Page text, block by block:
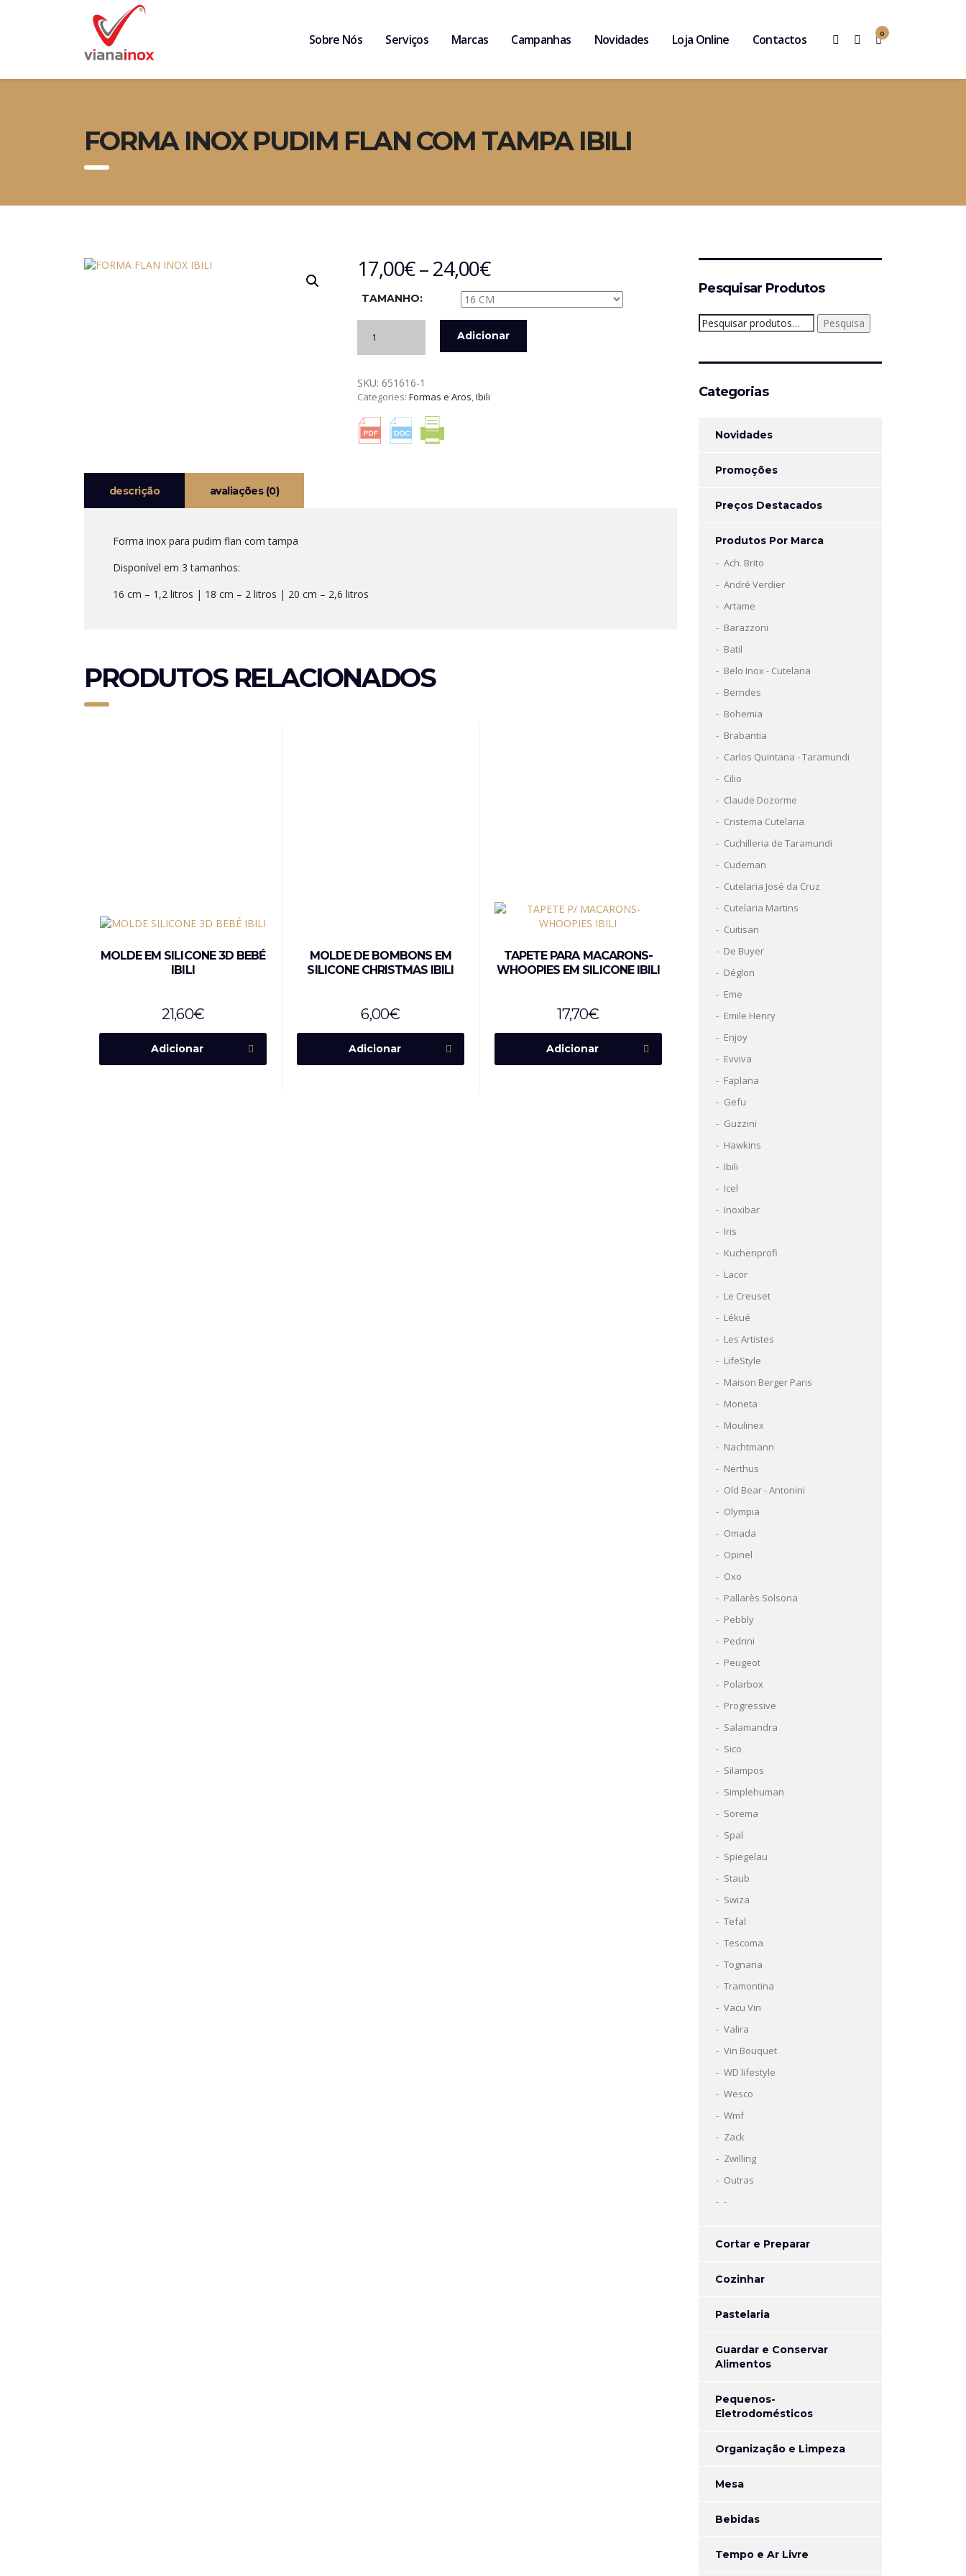
0
Sobre Nós Serviços Marcas Campanhas Novidades Loja Online Contactos
FORMA INOX PUDIM FLAN COM TAMPA IBILI
17,00€–24,00€
TAMANHO:
FORMA
PUDIM
FLAN
TAMPA
IBILI
Adicionar
SKU: 651616-1
Categories: Formas e Aros,Ibili
descrição avaliações (0)
Forma inox para pudim flan com tampa
Disponível em 3 tamanhos:
16 cm – 1,2 litros | 18 cm – 2 litros | 20 cm – 2,6 litros
PRODUTOS RELACIONADOS
MOLDE EM SILICONE 3D BEBÉ
IBILI
21,60€
Adicionar
MOLDE DE BOMBONS EM
SILICONE CHRISTMAS IBILI
6,00€
Adicionar
TAPETE PARA MACARONS-
WHOOPIES EM SILICONE IBILI
17,70€
Adicionar
Pesquisar Produtos
Pesquisar
por:
Pesquisa
Categorias
Novidades
Promoções
Preços Destacados
Produtos Por Marca
Ach. Brito
André Verdier
Artame
Barazzoni
Batil
Belo Inox - Cutelaria
Berndes
Bohemia
Brabantia
Carlos Quintana - Taramundi
Cilio
Claude Dozorme
Cristema Cutelaria
Cuchilleria de Taramundi
Cudeman
Cutelaria José da Cruz
Cutelaria Martins
Cuitisan
De Buyer
Déglon
Eme
Emile Henry
Enjoy
Evviva
Faplana
Gefu
Guzzini
Hawkins
Ibili
Icel
Inoxibar
Iris
Kuchenprofi
Lacor
Le Creuset
Lékué
Les Artistes
LifeStyle
Maison Berger Paris
Moneta
Moulinex
Nachtmann
Nerthus
Old Bear - Antonini
Olympia
Omada
Opinel
Oxo
Pallarès Solsona
Pebbly
Pedrini
Peugeot
Polarbox
Progressive
Salamandra
Sico
Silampos
Simplehuman
Sorema
Spal
Spiegelau
Staub
Swiza
Tefal
Tescoma
Tognana
Tramontina
Vacu Vin
Valira
Vin Bouquet
WD lifestyle
Wesco
Wmf
Zack
Zwilling
Outras
-
Cortar e Preparar
Cozinhar
Pastelaria
Guardar e Conservar
Alimentos
Pequenos-
Eletrodomésticos
Organização e Limpeza
Mesa
Bebidas
Tempo e Ar Livre